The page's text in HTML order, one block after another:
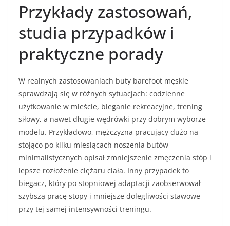
Przykłady zastosowań,
studia przypadków i
praktyczne porady
W realnych zastosowaniach buty barefoot męskie
sprawdzają się w różnych sytuacjach: codzienne
użytkowanie w mieście, bieganie rekreacyjne, trening
siłowy, a nawet długie wędrówki przy dobrym wyborze
modelu. Przykładowo, mężczyzna pracujący dużo na
stojąco po kilku miesiącach noszenia butów
minimalistycznych opisał zmniejszenie zmęczenia stóp i
lepsze rozłożenie ciężaru ciała. Inny przypadek to
biegacz, który po stopniowej adaptacji zaobserwował
szybszą pracę stopy i mniejsze dolegliwości stawowe
przy tej samej intensywności treningu.